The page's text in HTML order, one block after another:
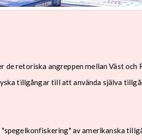
retoriska angreppen mellan Väst och
tillgångar till att använda själva
av amerikanska